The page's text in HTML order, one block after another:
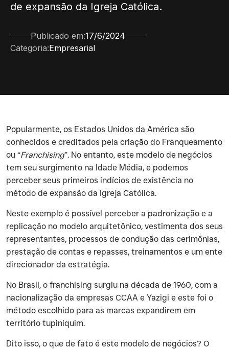
de expansão da Igreja Católica.
Publicado em:17/6/2024
Categoria:Empresarial
‍Popularmente, os Estados Unidos da América são
conhecidos e creditados pela criação do Franqueamento
ou “Franchising”. No entanto, este modelo de negócios
tem seu surgimento na Idade Média, e podemos
perceber seus primeiros indícios de existência no
método de expansão da Igreja Católica.
‍Neste exemplo é possível perceber a padronização e a
replicação no modelo arquitetônico, vestimenta dos seus
representantes, processos de condução das cerimônias,
prestação de contas e repasses, treinamentos e um ente
direcionador da estratégia.
‍No Brasil, o franchising surgiu na década de 1960, com a
nacionalização da empresas CCAA e Yazigi e este foi o
método escolhido para as marcas expandirem em
território tupiniquim.
‍Dito isso, o que de fato é este modelo de negócios? O